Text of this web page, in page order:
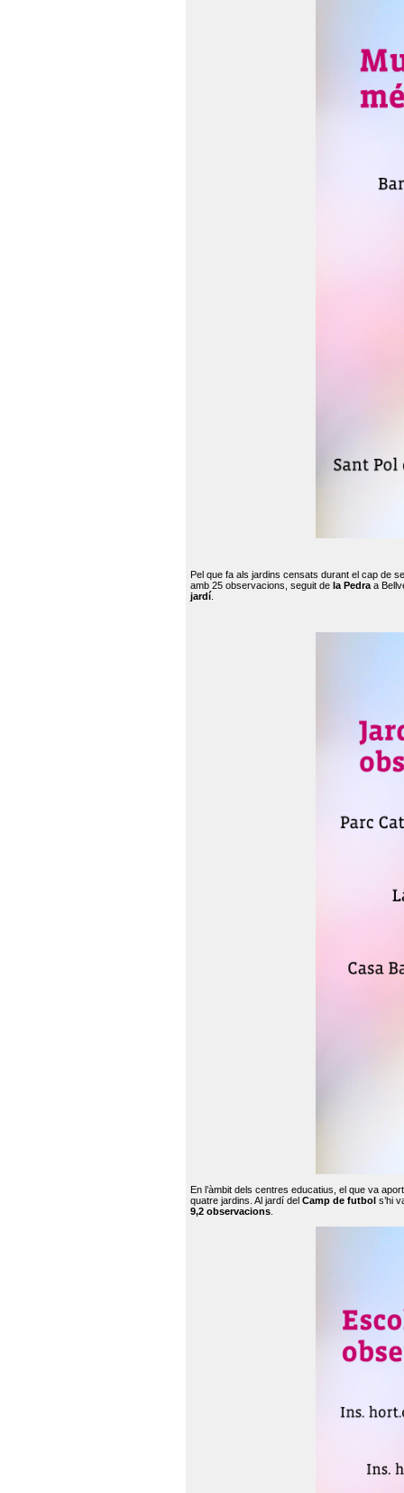
Pel que fa als jardins censats durant el cap de
amb 25 observacions, seguit de la Pedra a
jardí
En l’àmbit dels centres educatius, el que va
quatre jardins. Al jardí del Camp de futbol s’hi
9,2 observacions